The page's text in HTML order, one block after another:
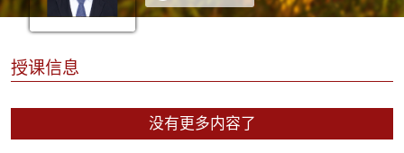
授课信息
没有更多内容了